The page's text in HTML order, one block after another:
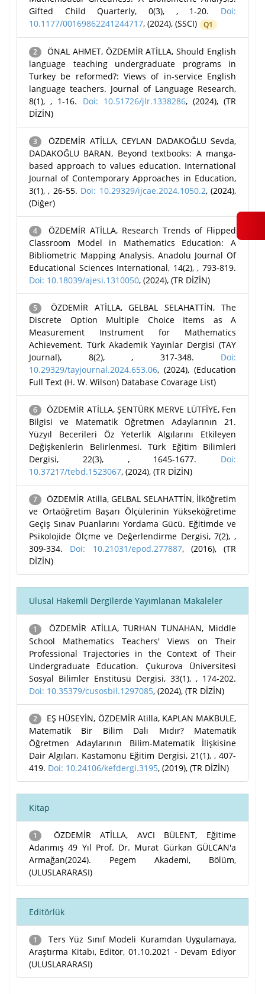
Gifted Child Quarterly, 0(3), , 1-20. Doi:
10.1177/00169862241244717, (2024), (SSCI) Q1
2
ÖNAL AHMET, ÖZDEMİR ATİLLA, Should English
language teaching undergraduate programs in
Turkey be reformed?: Views of in-service English
language teachers. Journal of Language Research,
8(1), , 1-16. Doi: 10.51726/jlr.1338286, (2024), (TR
DİZİN)
3
ÖZDEMİR ATİLLA, CEYLAN DADAKOĞLU Sevda,
DADAKOĞLU BARAN, Beyond textbooks: A manga-
based approach to values education. International
Journal of Contemporary Approaches in Education,
3(1), , 26-55. Doi: 10.29329/ijcae.2024.1050.2, (2024),
(Diğer)
4
ÖZDEMİR ATİLLA, Research Trends of Flipped
Classroom Model in Mathematics Education: A
Bibliometric Mapping Analysis. Anadolu Journal Of
Educational Sciences International, 14(2), , 793-819.
Doi: 10.18039/ajesi.1310050, (2024), (TR DİZİN)
5
ÖZDEMİR ATİLLA, GELBAL SELAHATTİN, The
Discrete Option Multiple Choice Items as A
Measurement Instrument for Mathematics
Achievement. Türk Akademik Yayınlar Dergisi (TAY
Journal), 8(2), , 317-348. Doi:
10.29329/tayjournal.2024.653.06, (2024), (Education
Full Text (H. W. Wilson) Database Covarage List)
6
ÖZDEMİR ATİLLA, ŞENTÜRK MERVE LÜTFİYE, Fen
Bilgisi ve Matematik Öğretmen Adaylarının 21.
Yüzyıl Becerileri Öz Yeterlik Algılarını Etkileyen
Değişkenlerin Belirlenmesi. Türk Eğitim Bilimleri
Dergisi, 22(3), , 1645-1677. Doi:
10.37217/tebd.1523067, (2024), (TR DİZİN)
7
ÖZDEMİR Atilla, GELBAL SELAHATTİN, İlköğretim
ve Ortaöğretim Başarı Ölçülerinin Yükseköğretime
Geçiş Sınav Puanlarını Yordama Gücü. Eğitimde ve
Psikolojide Ölçme ve Değerlendirme Dergisi, 7(2), ,
309-334. Doi: 10.21031/epod.277887, (2016), (TR
DİZİN)
Ulusal Hakemli Dergilerde Yayımlanan Makaleler
1
ÖZDEMİR ATİLLA, TURHAN TUNAHAN, Middle
School Mathematics Teachers' Views on Their
Professional Trajectories in the Context of Their
Undergraduate Education. Çukurova Üniversitesi
Sosyal Bilimler Enstitüsü Dergisi, 33(1), , 174-202.
Doi: 10.35379/cusosbil.1297085, (2024), (TR DİZİN)
2
EŞ HÜSEYİN, ÖZDEMİR Atilla, KAPLAN MAKBULE,
Matematik Bir Bilim Dalı Mıdır? Matematik
Öğretmen Adaylarının Bilim-Matematik İlişkisine
Dair Algıları. Kastamonu Eğitim Dergisi, 21(1), , 407-
419. Doi: 10.24106/kefdergi.3195, (2019), (TR DİZİN)
Kitap
1
ÖZDEMİR ATİLLA, AVCI BÜLENT, Eğitime
Adanmış 49 Yıl Prof. Dr. Murat Gürkan GÜLCAN'a
Armağan(2024). Pegem Akademi, Bölüm,
(ULUSLARARASI)
Editörlük
1
Ters Yüz Sınıf Modeli Kuramdan Uygulamaya,
Araştırma Kitabı, Editör, 01.10.2021 - Devam Ediyor
(ULUSLARARASI)